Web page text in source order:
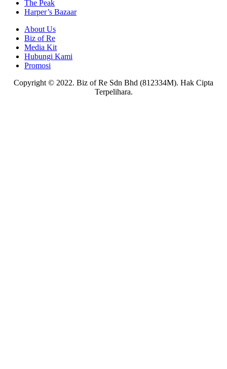
The Peak
Harper’s Bazaar
About Us
Biz of Re
Media Kit
Hubungi Kami
Promosi
Copyright © 2022. Biz of Re Sdn Bhd (812334M). Hak Cipta
Terpelihara.